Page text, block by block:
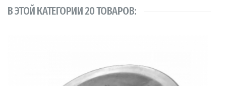
В ЭТОЙ КАТЕГОРИИ 20 ТОВАРОВ: